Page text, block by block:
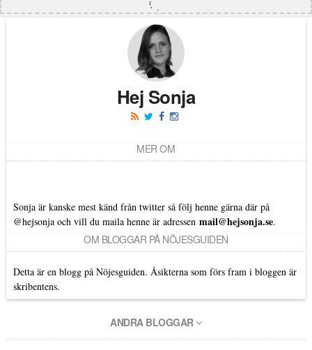
Hej Sonja
MER OM
Sonja är kanske mest känd från twitter så följ henne gärna där på
@hejsonjaoch vill du maila henne är adressen mail@hejsonja.se.
OM BLOGGAR PÅ NÖJESGUIDEN
Detta är en blogg på Nöjesguiden. Åsikterna som förs fram i bloggen är
skribentens.
ANDRA BLOGGAR